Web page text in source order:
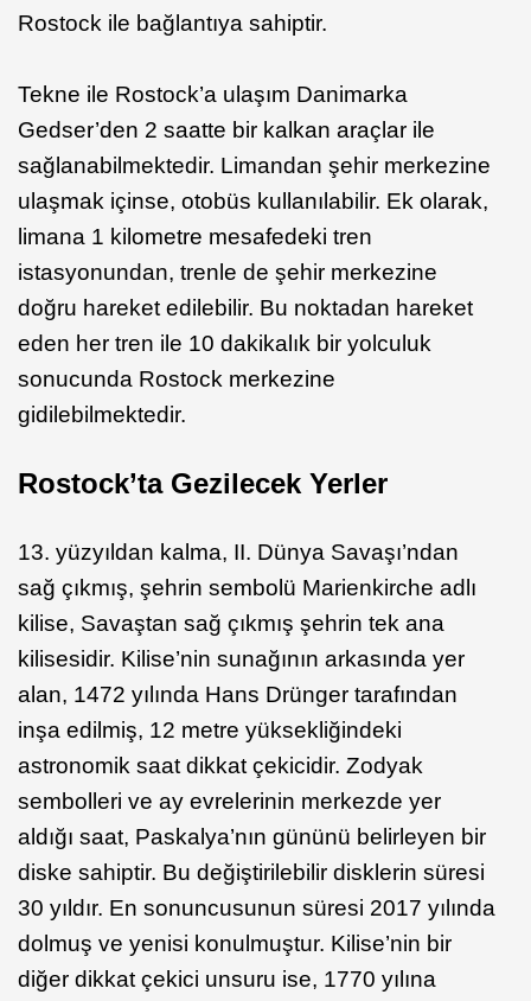
Rostock ile bağlantıya sahiptir.
Tekne ile Rostock’a ulaşım Danimarka
Gedser’den 2 saatte bir kalkan araçlar ile
sağlanabilmektedir. Limandan şehir merkezine
ulaşmak içinse, otobüs kullanılabilir. Ek olarak,
limana 1 kilometre mesafedeki tren
istasyonundan, trenle de şehir merkezine
doğru hareket edilebilir. Bu noktadan hareket
eden her tren ile 10 dakikalık bir yolculuk
sonucunda Rostock merkezine
gidilebilmektedir.
Rostock’ta Gezilecek Yerler
13. yüzyıldan kalma, II. Dünya Savaşı’ndan
sağ çıkmış, şehrin sembolü Marienkirche adlı
kilise, Savaştan sağ çıkmış şehrin tek ana
kilisesidir. Kilise’nin sunağının arkasında yer
alan, 1472 yılında Hans Drünger tarafından
inşa edilmiş, 12 metre yüksekliğindeki
astronomik saat dikkat çekicidir. Zodyak
sembolleri ve ay evrelerinin merkezde yer
aldığı saat, Paskalya’nın gününü belirleyen bir
diske sahiptir. Bu değiştirilebilir disklerin süresi
30 yıldır. En sonuncusunun süresi 2017 yılında
dolmuş ve yenisi konulmuştur. Kilise’nin bir
diğer dikkat çekici unsuru ise, 1770 yılına